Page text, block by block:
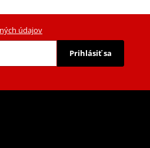
údajov
Prihlásiť sa